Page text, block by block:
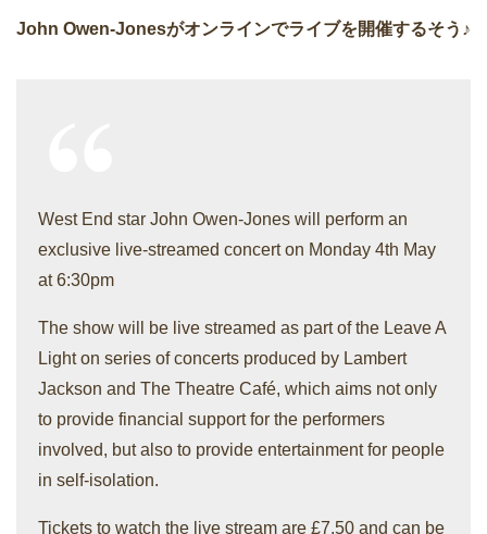
John Owen-Jonesがオンラインでライブを開催するそう♪
West End star John Owen-Jones will perform an
exclusive live-streamed concert on Monday 4th May
at 6:30pm
The show will be live streamed as part of the Leave A
Light on series of concerts produced by Lambert
Jackson and The Theatre Café, which aims not only
to provide financial support for the performers
involved, but also to provide entertainment for people
in self-isolation.
Tickets to watch the live stream are £7.50 and can be